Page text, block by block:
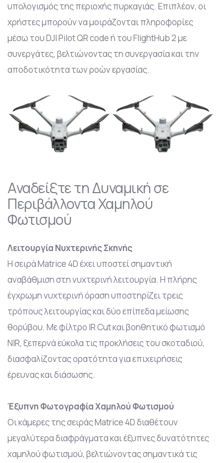
υπολογισμός της περιοχής πυρκαγιάς. Επιπλέον, οι
χρήστες μπορούν να μοιράζονται πληροφορίες
μέσω του DJI Pilot QR code ή του FlightHub 2 με
συνεργάτες, βελτιώνοντας τη συνεργασία και την
αποδοτικότητα των ροών εργασίας.
Αναδείξτε τη Δυναμική σε
Περιβάλλοντα Χαμηλού
Φωτισμού
Λειτουργία Νυχτερινής Σκηνής
Η σειρά Matrice 4D έχει υποστεί σημαντική
αναβάθμιση στη νυχτερινή λειτουργία. Η πλήρης
έγχρωμη νυχτερινή όραση υποστηρίζει τρεις
τρόπους λειτουργίας και δύο επίπεδα μείωσης
θορύβου. Με φίλτρο IR Cut και βοηθητικό φωτισμό
NIR, ξεπερνά εύκολα τις προκλήσεις του σκοταδιού,
διασφαλίζοντας ορατότητα για επιχειρήσεις
έρευνας και διάσωσης.
Έξυπνη Φωτογραφία Χαμηλού Φωτισμού
Οι κάμερες της σειράς Matrice 4D διαθέτουν
μεγαλύτερα διαφράγματα και έξυπνες δυνατότητες
χαμηλού φωτισμού, βελτιώνοντας σημαντικά τις